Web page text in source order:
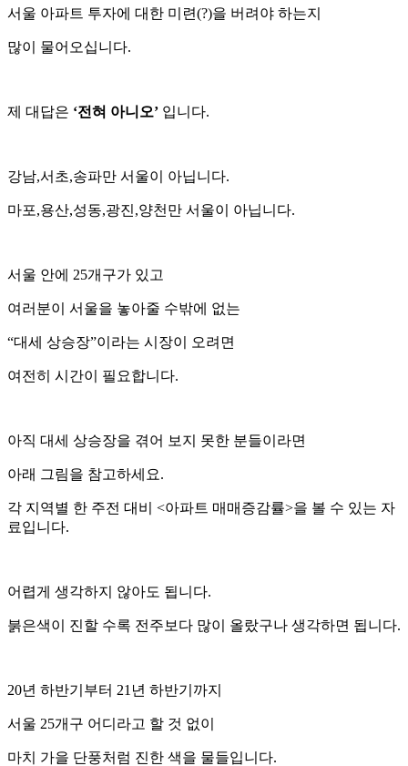
서울 아파트 투자에 대한 미련(?)을 버려야 하는지
많이 물어오십니다.
제 대답은 ‘전혀 아니오’ 입니다.
강남,서초,송파만 서울이 아닙니다.
마포,용산,성동,광진,양천만 서울이 아닙니다.
서울 안에 25개구가 있고
여러분이 서울을 놓아줄 수밖에 없는
“대세 상승장”이라는 시장이 오려면
여전히 시간이 필요합니다.
아직 대세 상승장을 겪어 보지 못한 분들이라면
아래 그림을 참고하세요.
각 지역별 한 주전 대비 <아파트 매매증감률>을 볼 수 있는 자
료입니다.
어렵게 생각하지 않아도 됩니다.
붉은색이 진할 수록 전주보다 많이 올랐구나 생각하면 됩니다.
20년 하반기부터 21년 하반기까지
서울 25개구 어디라고 할 것 없이
마치 가을 단풍처럼 진한 색을 물들입니다.